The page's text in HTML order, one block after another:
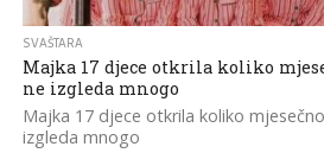
SVAŠTARA
Majka 17 djece otkrila koliko
ne izgleda mnogo
Majka 17 djece otkrila koliko
izgleda mnogo